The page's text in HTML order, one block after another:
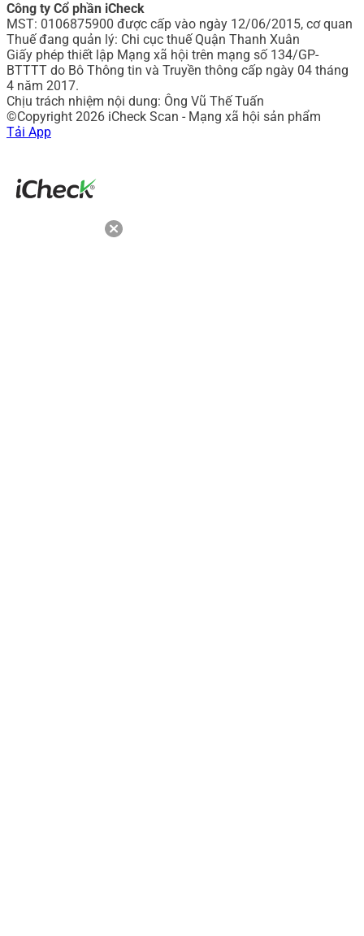
Công ty Cổ phần iCheck
MST: 0106875900 được cấp vào ngày 12/06/2015, cơ quan
Thuế đang quản lý: Chi cục thuế Quận Thanh Xuân
Giấy phép thiết lập Mạng xã hội trên mạng số 134/GP-
BTTTT do Bô Thông tin và Truyền thông cấp ngày 04 tháng
4 năm 2017.
Chịu trách nhiệm nội dung: Ông Vũ Thế Tuấn
©Copyright 2026 iCheck Scan - Mạng xã hội sản phẩm
Tải App